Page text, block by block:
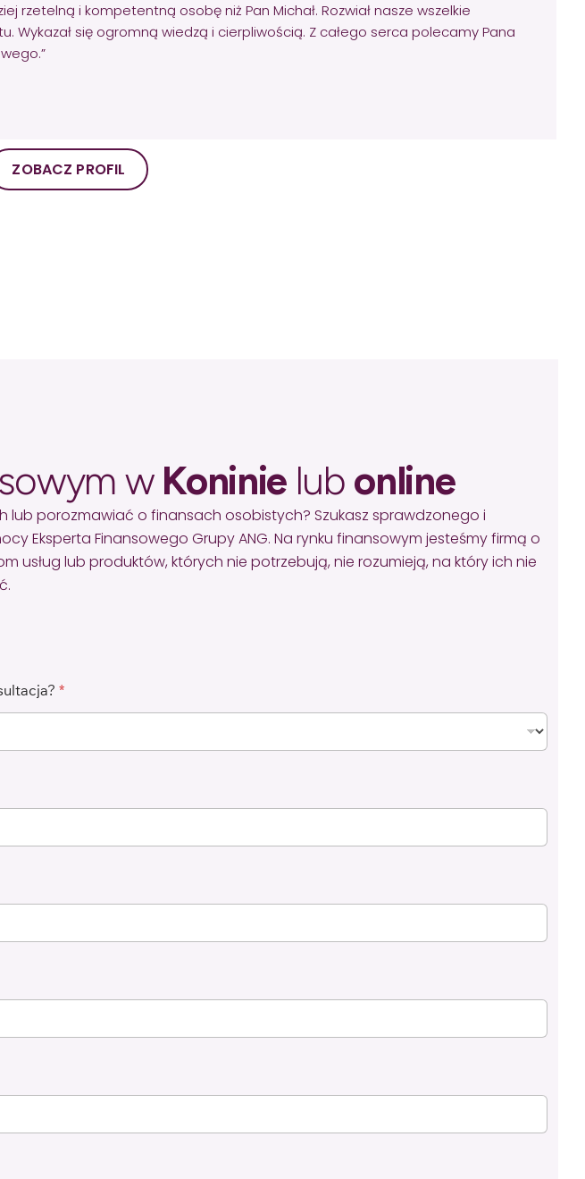
rzetelną i kompetentną osobę niż Pan Michał. Rozwiał nasze wszelkie
Wykazał się ogromną wiedzą i cierpliwością. Z całego serca polecamy Pana
ZOBACZ PROFIL
wKoninielub online
lub porozmawiać o finansach osobistych? Szukasz sprawdzonego i
Eksperta Finansowego Grupy ANG. Na rynku finansowym jesteśmy firmą o
usług lub produktów, których nie potrzebują, nie rozumieją, na który ich nie
*